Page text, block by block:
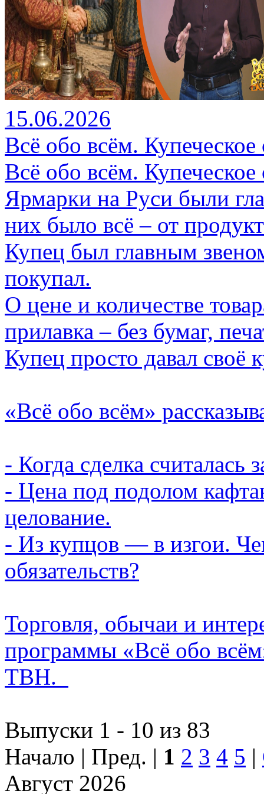
15.06.2026
Всё обо всём.
Всё обо всём.
Ярмарки на Руси были
них было всё – от
Купец был главным
покупал.
О цене и количестве
прилавка – без бумаг,
Купец просто давал своё
«Всё обо всём»
- Когда сделка считалась
- Цена под подолом
целование.
- Из купцов — в изгои.
обязательств?
Торговля, обычаи и
программы «Всё обо
ТВН.
Выпуски 1 - 10 из 83
Начало | Пред. | 1 2 3 4 5 |
Август 2026